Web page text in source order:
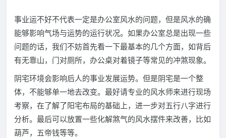
事业运不好不代表一定是办公室风水的问题，但是风水的确
能够影响气场与运势的运行状况。如果办公室总是出现一些
问题的话，我们不妨首先看一下最基本的几个方面，如背后
有无靠山，门对厕所，办公桌对着镜子等常见的冲煞现象。
阴宅环境会影响后人的事业发展运势。但是阴宅是一个整
体，不能够单一地去改变。最好请专业的风水师来进行现场
考察，在了解了阳宅布局的基础上，进一步对五行八字进行
分析。最后可以放置一些化解煞气的风水摆件来改善，比如
葫芦，五帝钱等等。